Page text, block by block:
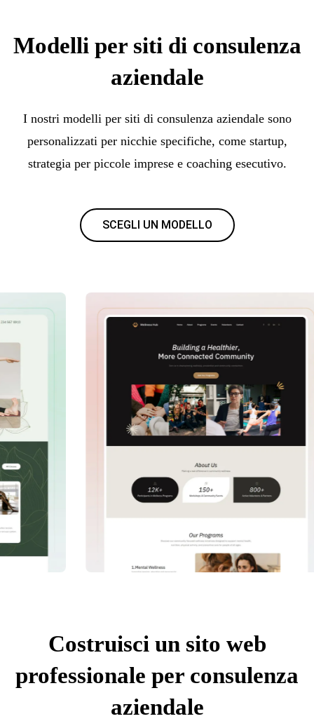
Modelli per siti di consulenza
aziendale
I nostri modelli per siti di consulenza aziendale sono
personalizzati per nicchie specifiche, come startup,
strategia per piccole imprese e coaching esecutivo.
SCEGLI UN MODELLO
Costruisci un sito web
professionale per consulenza
aziendale